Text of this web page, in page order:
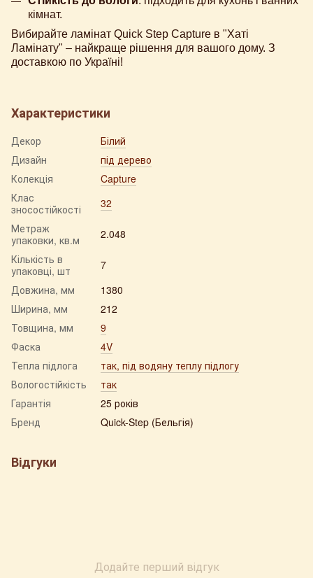
кімнат.
Вибирайте ламінат Quick Step Сapture в "Хаті
Ламінату" – найкраще рішення для вашого дому. З
доставкою по Україні!
Характеристики
Декор
Білий
Дизайн
під дерево
Колекція
Capture
Клас
зносостійкості
32
Метраж
упаковки, кв.м
2.048
Кількість в
упаковці, шт
7
Довжина, мм
1380
Ширина, мм
212
Товщина, мм
9
Фаска
4V
Тепла підлога
так, під водяну теплу підлогу
Вологостійкість
так
Гарантія
25 років
Бренд
Quick-Step (Бельгія)
Відгуки
Додайте перший відгук